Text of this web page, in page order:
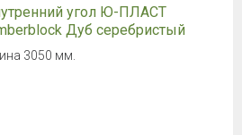
угол Ю-ПЛАСТ
Дуб серебристый
3050 мм.